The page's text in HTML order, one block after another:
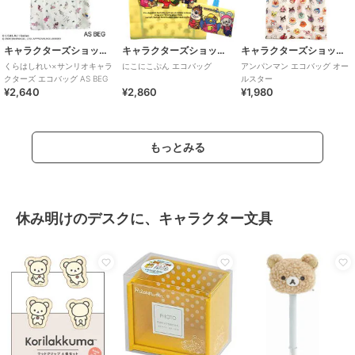
キャラクターズショップ ラフラフ
くらはしれい×サンリオキャラ
クターズ エコバッグ AS BEG
¥2,640
キャラクターズショップ ラフラフ
にこにこぷん エコバッグ
¥2,860
キャラクターズショップ ラフラフ
アンパンマン エコバッグ オー
ルスター
¥1,980
もっとみる
休み明けのデスクに、キャラクター文具